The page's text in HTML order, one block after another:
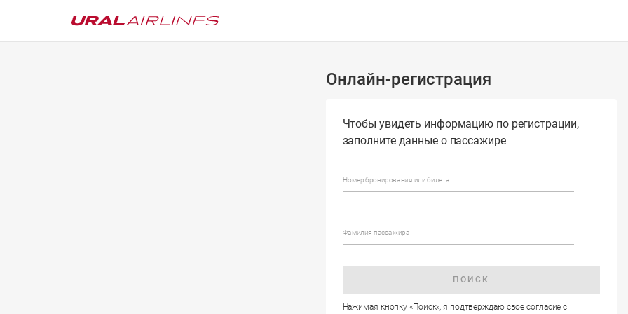
Онлайн-регистрация
Чтобы увидеть информацию по регистрации,
заполните данные о пассажире
Номер бронирования или билета
Фамилия пассажира
ПОИСК
Нажимая кнопку «Поиск», я подтверждаю свое согласие с